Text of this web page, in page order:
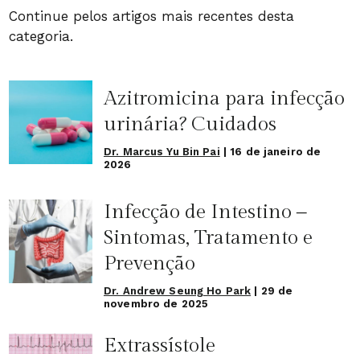
Continue pelos artigos mais recentes desta
categoria.
Azitromicina para infecção
urinária? Cuidados
Dr. Marcus Yu Bin Pai |16 de janeiro de
2026
Infecção de Intestino –
Sintomas, Tratamento e
Prevenção
Dr. Andrew Seung Ho Park
29 de
novembro de 2025
Extrassístole